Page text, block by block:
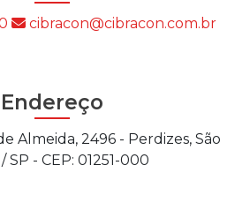
cibracon@cibracon.com.br
Endereço
Almeida, 2496 - Perdizes, São
SP - CEP: 01251-000